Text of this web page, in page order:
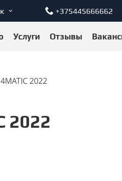
+375445666662
Услуги Отзывы
2022
2022